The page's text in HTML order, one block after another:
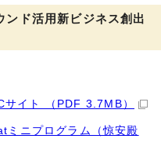
ド活用新ビジネス創出
イト （PDF 3.7MB）
ニプログラム（惊安殿